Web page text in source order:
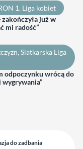
1. Liga kobiet
już w
mi radość”
, Siatkarska Liga
odpoczynku wrócą do
wygrywania”
do zadbania